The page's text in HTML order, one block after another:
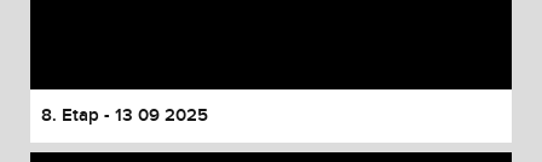
8. Etap - 13 09 2025